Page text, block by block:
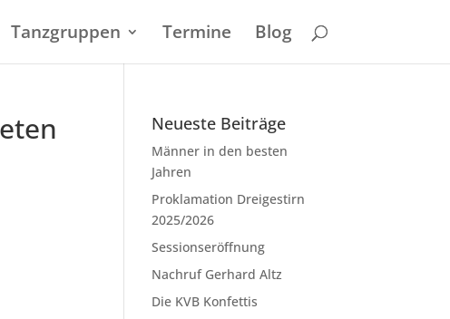
Tanzgruppen Termine Blog
Neueste Beiträge
Männer in den besten
Jahren
Proklamation Dreigestirn
2025/2026
Sessionseröffnung
Nachruf Gerhard Altz
Die KVB Konfettis